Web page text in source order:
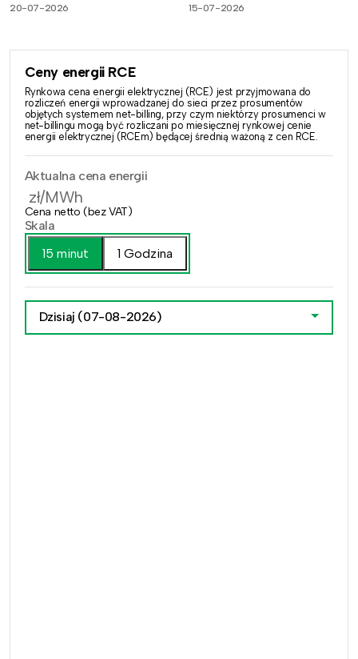
20-07-2026 15-07-2026
Ceny energii RCE
Rynkowa cena energii elektrycznej (RCE) jest przyjmowana do
rozliczeń energii wprowadzanej do sieci przez prosumentów
objętych systemem net-billing, przy czym niektórzy prosumenci w
net-billingu mogą być rozliczani po miesięcznej rynkowej cenie
energii elektrycznej (RCEm) będącej średnią ważoną z cen RCE.
Aktualna cena energii
zł/MWh
Cena netto (bez VAT)
Skala
15 minut
1 Godzina
Dzisiaj (07-08-2026)